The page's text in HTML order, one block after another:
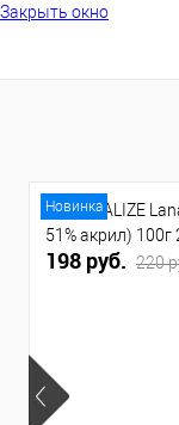
Закрыть окно
Новинка
Пряжа ALIZE
51% акрил) 100г
198 руб. 220